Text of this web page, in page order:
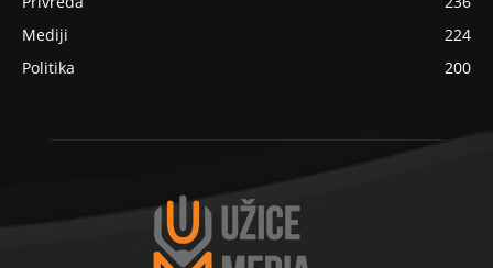
Mediji
224
Politika
200